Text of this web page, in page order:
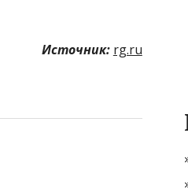
Источник: rg.ru